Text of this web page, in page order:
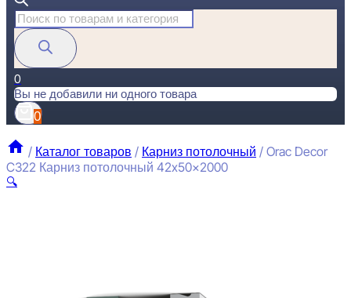
Поиск
товаров
0
Вы не добавили ни одного товара
0
/ Каталог товаров / Карниз потолочный / Orac Decor
C322 Карниз потолочный 42x50x2000
🔍